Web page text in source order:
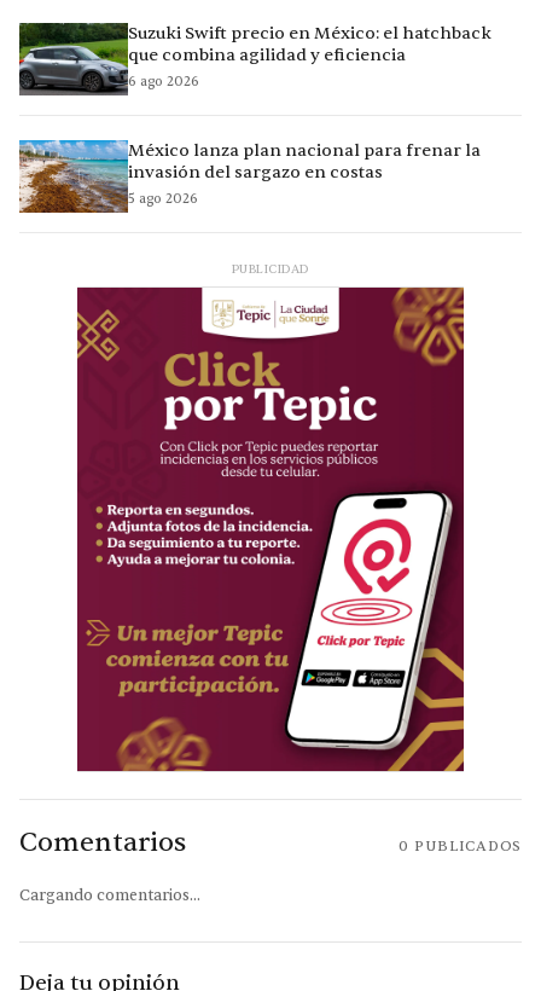
Suzuki Swift precio en México: el hatchback
que combina agilidad y eficiencia
6 ago 2026
México lanza plan nacional para frenar la
invasión del sargazo en costas
5 ago 2026
PUBLICIDAD
Comentarios 0 PUBLICADOS
Cargando comentarios...
Deja tu opinión